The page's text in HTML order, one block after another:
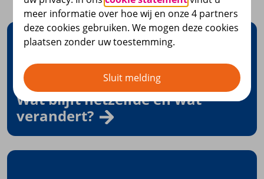
Wat blijft hetzelfde en wat
verandert?
meer informatie over hoe wij en onze 4 partners
deze cookies gebruiken. We mogen deze cookies
plaatsen zonder uw toestemming.
Sluit melding